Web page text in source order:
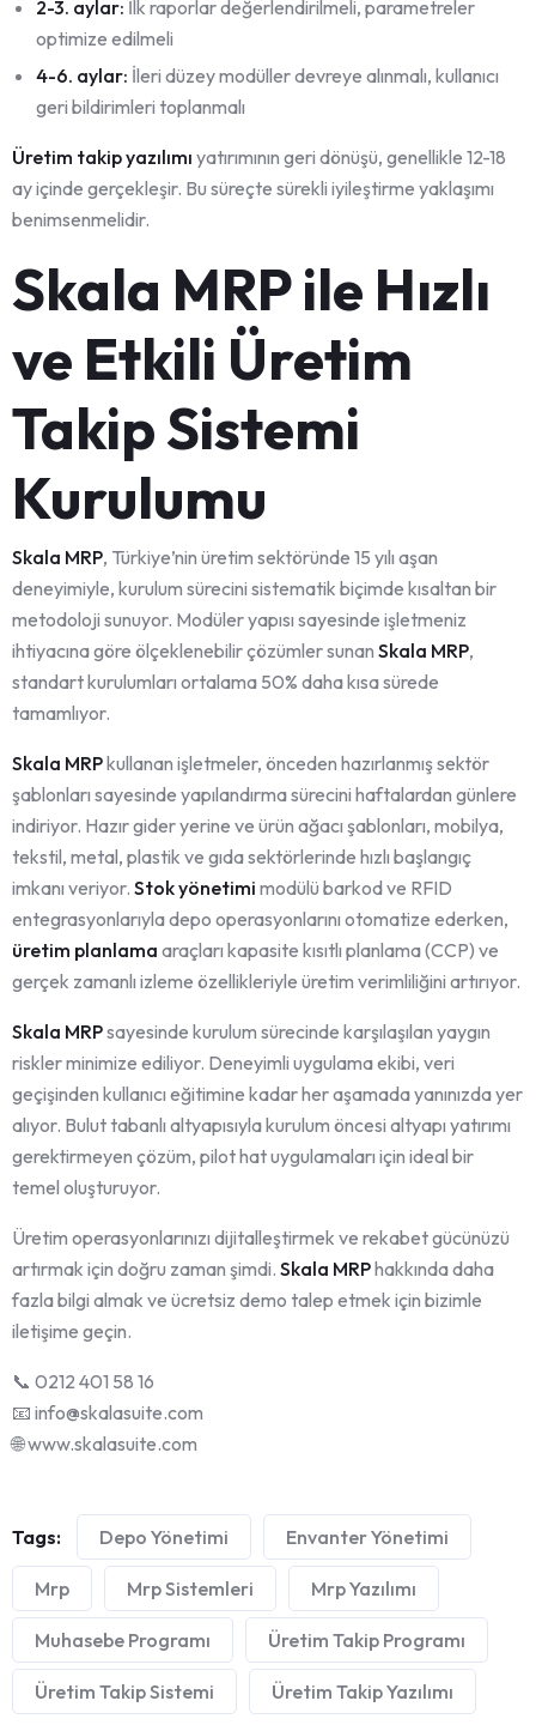
2-3. aylar: İlk raporlar değerlendirilmeli, parametreler
optimize edilmeli
4-6. aylar: İleri düzey modüller devreye alınmalı, kullanıcı
geri bildirimleri toplanmalı
Üretim takip yazılımı yatırımının geri dönüşü, genellikle 12-18
ay içinde gerçekleşir. Bu süreçte sürekli iyileştirme yaklaşımı
benimsenmelidir.
Skala MRP ile Hızlı
ve Etkili Üretim
Takip Sistemi
Kurulumu
Skala MRP, Türkiye’nin üretim sektöründe 15 yılı aşan
deneyimiyle, kurulum sürecini sistematik biçimde kısaltan bir
metodoloji sunuyor. Modüler yapısı sayesinde işletmeniz
ihtiyacına göre ölçeklenebilir çözümler sunan Skala MRP,
standart kurulumları ortalama 50% daha kısa sürede
tamamlıyor.
Skala MRPkullanan işletmeler, önceden hazırlanmış sektör
şablonları sayesinde yapılandırma sürecini haftalardan günlere
indiriyor. Hazır gider yerine ve ürün ağacı şablonları, mobilya,
tekstil, metal, plastik ve gıda sektörlerinde hızlı başlangıç
imkanı veriyor. Stok yönetimi modülü barkod ve RFID
entegrasyonlarıyla depo operasyonlarını otomatize ederken,
üretim planlama araçları kapasite kısıtlı planlama (CCP) ve
gerçek zamanlı izleme özellikleriyle üretim verimliliğini artırıyor.
Skala MRPsayesinde kurulum sürecinde karşılaşılan yaygın
riskler minimize ediliyor. Deneyimli uygulama ekibi, veri
geçişinden kullanıcı eğitimine kadar her aşamada yanınızda yer
alıyor. Bulut tabanlı altyapısıyla kurulum öncesi altyapı yatırımı
gerektirmeyen çözüm, pilot hat uygulamaları için ideal bir
temel oluşturuyor.
Üretim operasyonlarınızı dijitalleştirmek ve rekabet gücünüzü
artırmak için doğru zaman şimdi. Skala MRPhakkında daha
fazla bilgi almak ve ücretsiz demo talep etmek için bizimle
iletişime geçin.
📞 0212 401 58 16
📧 info@skalasuite.com
🌐 www.skalasuite.com
Tags: Depo Yönetimi Envanter Yönetimi
Mrp Mrp Sistemleri Mrp Yazılımı
Muhasebe Programı Üretim Takip Programı
Üretim Takip Sistemi Üretim Takip Yazılımı